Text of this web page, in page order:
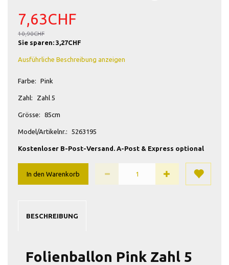
7,63CHF
10,90CHF
Sie sparen: 3,27CHF
Ausführliche Beschreibung anzeigen
Farbe: Pink
Zahl: Zahl 5
Grösse: 85cm
Model/Artikelnr.: 5263195
Kostenloser B-Post-Versand. A-Post & Express optional
In den Warenkorb
BESCHREIBUNG
Folienballon Pink Zahl 5